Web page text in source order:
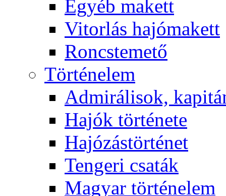
Egyéb makett
Vitorlás hajómakett
Roncstemető
Történelem
Admirálisok,
Hajók története
Hajózástörténet
Tengeri csaták
Magyar történelem